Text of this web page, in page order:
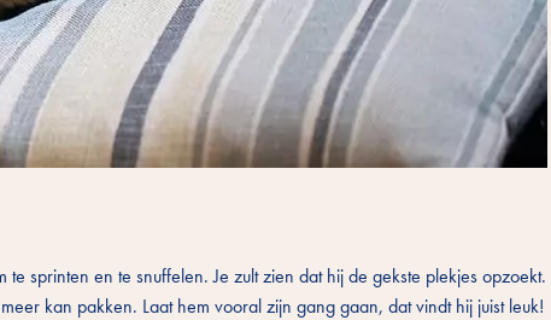
sprinten en te snuffelen. Je zult zien dat hij de gekste plekjes opzoekt.
kan pakken. Laat hem vooral zijn gang gaan, dat vindt hij juist leuk!